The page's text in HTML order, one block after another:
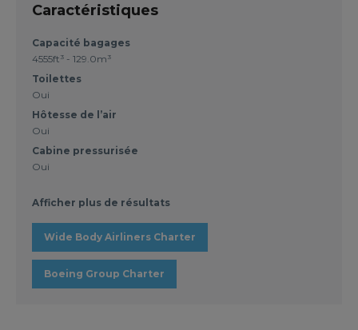
Caractéristiques
Capacité bagages
4555ft³ - 129.0m³
Toilettes
Oui
Hôtesse de l’air
Oui
Cabine pressurisée
Oui
Afficher plus de résultats
Wide Body Airliners Charter
Boeing Group Charter